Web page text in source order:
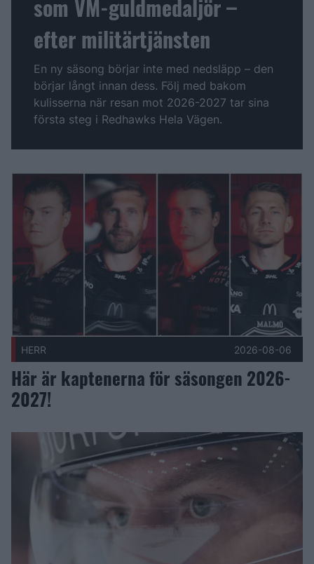
som VM-guldmedaljör –
efter militärtjänsten
En ny säsong börjar inte med nedsläpp – den
börjar långt innan dess. Följ med bakom
kulisserna när resan mot 2026-2027 tar sina
första steg i Redhawks Hela Vägen.
Fler nyheter
Här är kaptenerna för säsongen 2026-2027! Publicerad
HERR 2026-08-06
Här är kaptenerna för säsongen 2026-
2027!
Herrlagets skaderapport vecka 32 Publicerad 2026-08-06